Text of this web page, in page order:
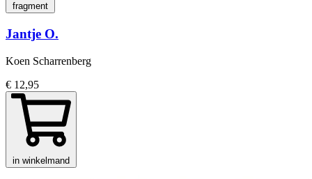
fragment
Jantje O.
Koen Scharrenberg
€ 12,95
in winkelmand